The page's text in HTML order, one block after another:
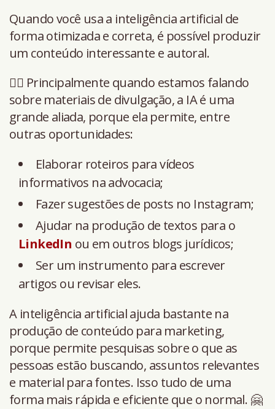
Quando você usa a inteligência artificial de
forma otimizada e correta, é possível produzir
um conteúdo interessante e autoral.
👉🏻 Principalmente quando estamos falando
sobre materiais de divulgação, a IA é uma
grande aliada, porque ela permite, entre
outras oportunidades:
Elaborar roteiros para vídeos
informativos na advocacia;
Fazer sugestões de posts no Instagram;
Ajudar na produção de textos para o
LinkedIn ou em outros blogs jurídicos;
Ser um instrumento para escrever
artigos ou revisar eles.
A inteligência artificial ajuda bastante na
produção de conteúdo para marketing,
porque permite pesquisas sobre o que as
pessoas estão buscando, assuntos relevantes
e material para fontes. Isso tudo de uma
forma mais rápida e eficiente que o normal. 🤗